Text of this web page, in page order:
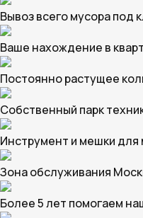
Вывоз всего мусора под
Ваше нахождение в
Постоянно растущее
Собственный парк
Инструмент и мешки для
Зона обслуживания
Более 5 лет помогаем